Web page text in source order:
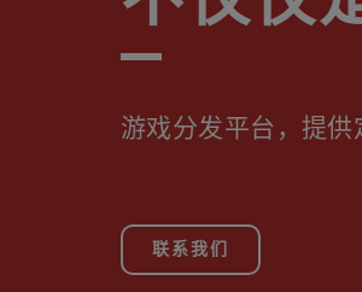
游戏分发平台，提供
联系我们